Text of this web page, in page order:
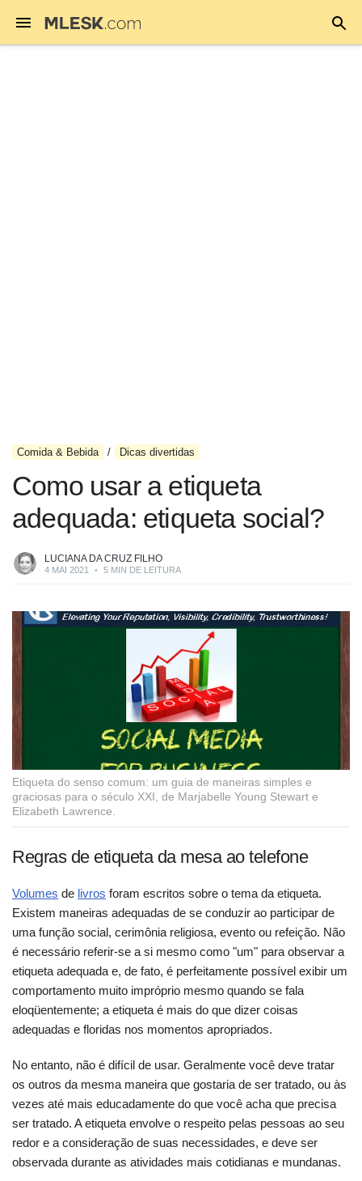
Comida & Bebida Dicas divertidas
Como usar a etiqueta
adequada: etiqueta social?
LUCIANA DA CRUZ FILHO
4 MAI 2021 • 5 MIN DE LEITURA
Etiqueta do senso comum: um guia de maneiras simples e
graciosas para o século XXI, de Marjabelle Young Stewart e
Elizabeth Lawrence.
Regras de etiqueta da mesa ao telefone
Volumes de livros foram escritos sobre o tema da etiqueta.
Existem maneiras adequadas de se conduzir ao participar de
uma função social, cerimônia religiosa, evento ou refeição. Não
é necessário referir-se a si mesmo como "um" para observar a
etiqueta adequada e, de fato, é perfeitamente possível exibir um
comportamento muito impróprio mesmo quando se fala
eloqüentemente; a etiqueta é mais do que dizer coisas
adequadas e floridas nos momentos apropriados.
No entanto, não é difícil de usar. Geralmente você deve tratar
os outros da mesma maneira que gostaria de ser tratado, ou às
vezes até mais educadamente do que você acha que precisa
ser tratado. A etiqueta envolve o respeito pelas pessoas ao seu
redor e a consideração de suas necessidades, e deve ser
observada durante as atividades mais cotidianas e mundanas.